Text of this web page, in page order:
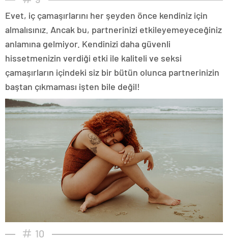
Evet, iç çamaşırlarını her şeyden önce kendiniz için
almalısınız. Ancak bu, partnerinizi etkileyemeyeceğiniz
anlamına gelmiyor. Kendinizi daha güvenli
hissetmenizin verdiği etki ile kaliteli ve seksi
çamaşırların içindeki siz bir bütün olunca partnerinizin
baştan çıkmaması işten bile değil!
10